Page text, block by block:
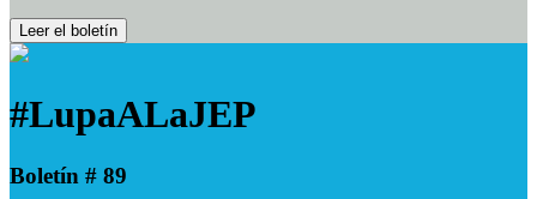
Leer el boletín
#LupaALaJEP
Boletín # 89